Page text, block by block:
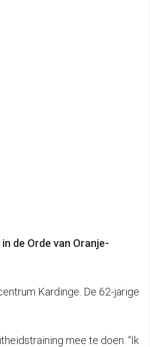
de Orde van Oranje-
Kardinge. De 62-jarige
mee te doen. “Ik